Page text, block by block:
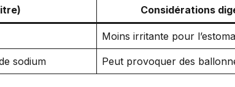
Considérations
Moins irritante pour
sodium Peut provoquer des